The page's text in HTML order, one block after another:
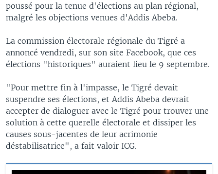
poussé pour la tenue d'élections au plan régional,
malgré les objections venues d'Addis Abeba.
La commission électorale régionale du Tigré a
annoncé vendredi, sur son site Facebook, que ces
élections "historiques" auraient lieu le 9 septembre.
"Pour mettre fin à l'impasse, le Tigré devait
suspendre ses élections, et Addis Abeba devrait
accepter de dialoguer avec le Tigré pour trouver une
solution à cette querelle électorale et dissiper les
causes sous-jacentes de leur acrimonie
déstabilisatrice", a fait valoir ICG.